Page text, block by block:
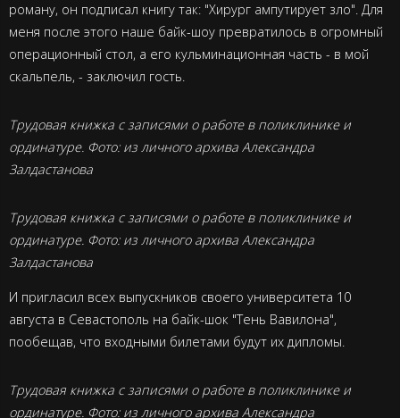
роману, он подписал книгу так: "Хирург ампутирует зло". Для
меня после этого наше байк-шоу превратилось в огромный
операционный стол, а его кульминационная часть - в мой
скальпель, - заключил гость.
Трудовая книжка с записями о работе в поликлинике и
ординатуре. Фото: из личного архива Александра
Залдастанова
Трудовая книжка с записями о работе в поликлинике и
ординатуре. Фото: из личного архива Александра
Залдастанова
И пригласил всех выпускников своего университета 10
августа в Севастополь на байк-шок "Тень Вавилона",
пообещав, что входными билетами будут их дипломы.
Трудовая книжка с записями о работе в поликлинике и
ординатуре. Фото: из личного архива Александра